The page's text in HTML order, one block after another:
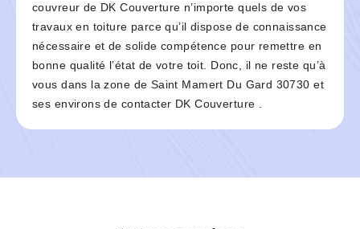
couvreur de DK Couverture n’importe quels de vos
travaux en toiture parce qu’il dispose de connaissance
nécessaire et de solide compétence pour remettre en
bonne qualité l’état de votre toit. Donc, il ne reste qu’à
vous dans la zone de Saint Mamert Du Gard 30730 et
ses environs de contacter DK Couverture .